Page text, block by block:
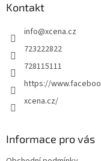
Kontakt
info@xcena.cz
723222822
728115111
https://
xcena.cz/
Informace pro vás